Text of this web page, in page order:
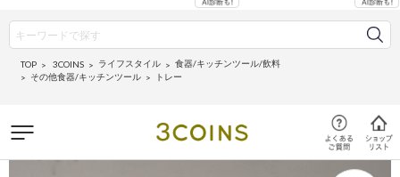
TOP 3COINS ライフスタイル
食器/キッチンツール/飲料
その他食器/キッチンツール
トレー